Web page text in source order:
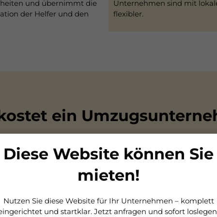
und übernimmt die
der Helfer und den
Unternehmen sind mit
flexibler.
ein
Distanz, Stockwerken und Zusatzleistungen. Typische
schon ab 10–12 € pro Stunde, während ein
und Aufbau liegen oft zwischen 500–1.250 €,
Diese Website können Sie
mieten!
Nutzen Sie diese Website für Ihr Unternehmen – komplett
und startklar. Jetzt anfragen und sofort